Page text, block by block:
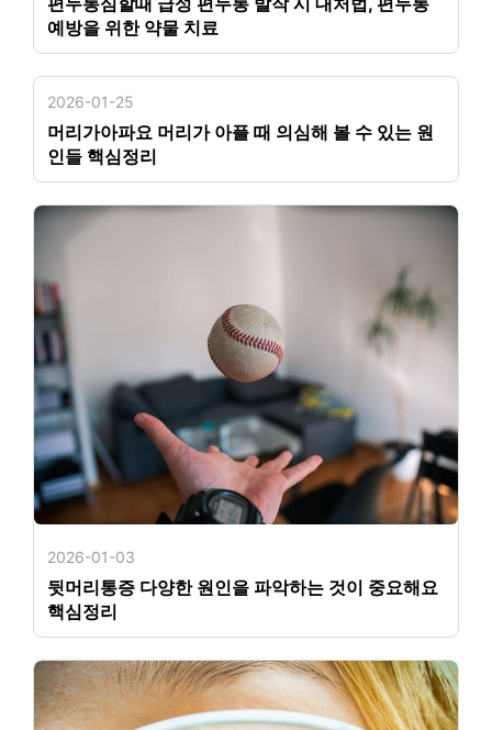
예방을 위한 약물 치료
2026-01-25
머리가아파요 머리가 아플 때 의심해 볼 수 있는 원
인들 핵심정리
2026-01-03
뒷머리통증 다양한 원인을 파악하는 것이 중요해요
핵심정리